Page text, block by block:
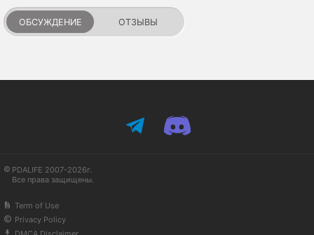
ОБСУЖДЕНИЕ ОТЗЫВЫ
PDALIFE 2007-2026г.
Все права защищены.
Term of Use
Privacy Policy